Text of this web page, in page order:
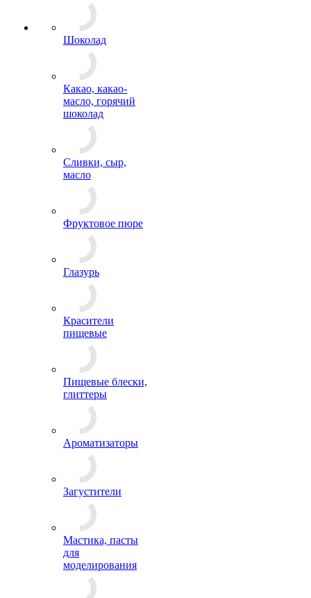
Шоколад
Какао, какао-
масло, горячий
шоколад
Сливки, сыр,
масло
Фруктовое пюре
Глазурь
Красители
пищевые
Пищевые блески,
глиттеры
Ароматизаторы
Загустители
Мастика, пасты
для
моделирования